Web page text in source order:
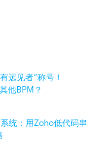
远见者”称号！
他BPM？
统：用Zoho低代码串